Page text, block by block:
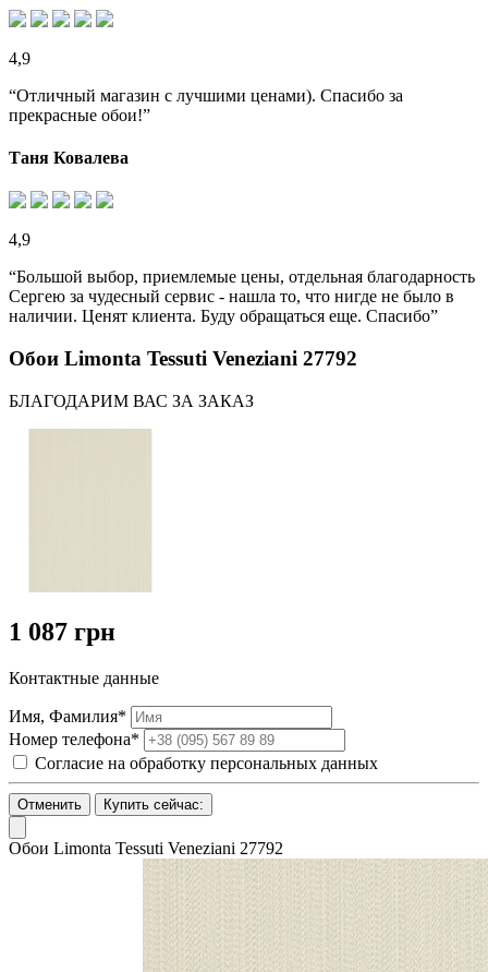
4,9
“Отличный магазин с лучшими ценами). Спасибо за
прекрасные обои!”
Таня Ковалева
4,9
“Большой выбор, приемлемые цены, отдельная благодарность
Сергею за чудесный сервис - нашла то, что нигде не было в
наличии. Ценят клиента. Буду обращаться еще. Спасибо”
Обои Limonta Tessuti Veneziani 27792
БЛАГОДАРИМ ВАС ЗА ЗАКАЗ
1 087 грн
Контактные данные
Имя, Фамилия*
Номер телефона*
Согласие на обработку персональных данных
Отменить Купить сейчас:
Обои Limonta Tessuti Veneziani 27792